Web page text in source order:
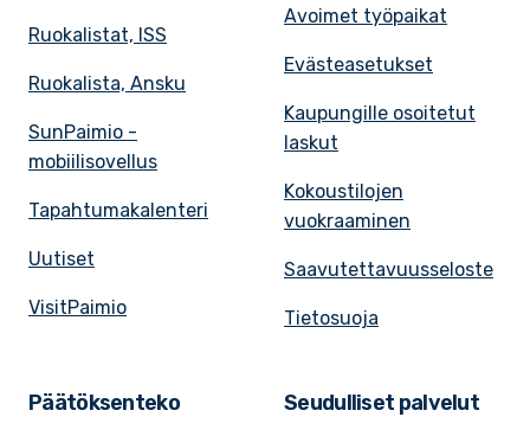
Ruokalistat, ISS
Ruokalista, Ansku
SunPaimio -
mobiilisovellus
Tapahtumakalenteri
Uutiset
VisitPaimio
Avoimet työpaikat
Evästeasetukset
Kaupungille osoitetut
laskut
Kokoustilojen
vuokraaminen
Saavutettavuusseloste
Tietosuoja
Päätöksenteko Seudulliset palvelut